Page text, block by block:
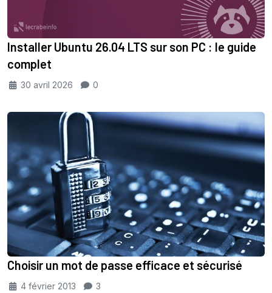
Installer Ubuntu 26.04 LTS sur son PC : le guide
complet
30 avril 2026 0
Choisir un mot de passe efficace et sécurisé
4 février 2013 3